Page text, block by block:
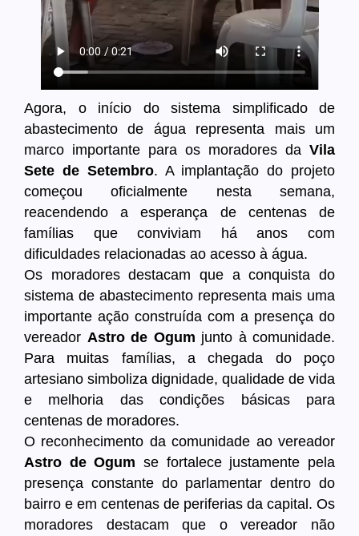
Agora, o início do sistema simplificado de
abastecimento de água representa mais um
marco importante para os moradores da Vila
Sete de Setembro. A implantação do projeto
começou oficialmente nesta semana,
reacendendo a esperança de centenas de
famílias que conviviam há anos com
dificuldades relacionadas ao acesso à água.
Os moradores destacam que a conquista do
sistema de abastecimento representa mais uma
importante ação construída com a presença do
vereador Astro de Ogum junto à comunidade.
Para muitas famílias, a chegada do poço
artesiano simboliza dignidade, qualidade de vida
e melhoria das condições básicas para
centenas de moradores.
O reconhecimento da comunidade ao vereador
Astro de Ogum se fortalece justamente pela
presença constante do parlamentar dentro do
bairro e em centenas de periferias da capital. Os
moradores destacam que o vereador não